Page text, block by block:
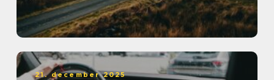
21. december 2025